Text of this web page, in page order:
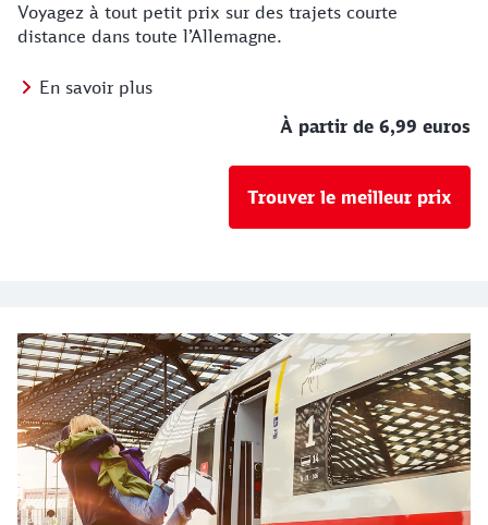
Voyagez à tout petit prix sur des trajets courte
distance dans toute l’Allemagne.
En savoir plus
À partir de 6,99 euros
Trouver le meilleur prix